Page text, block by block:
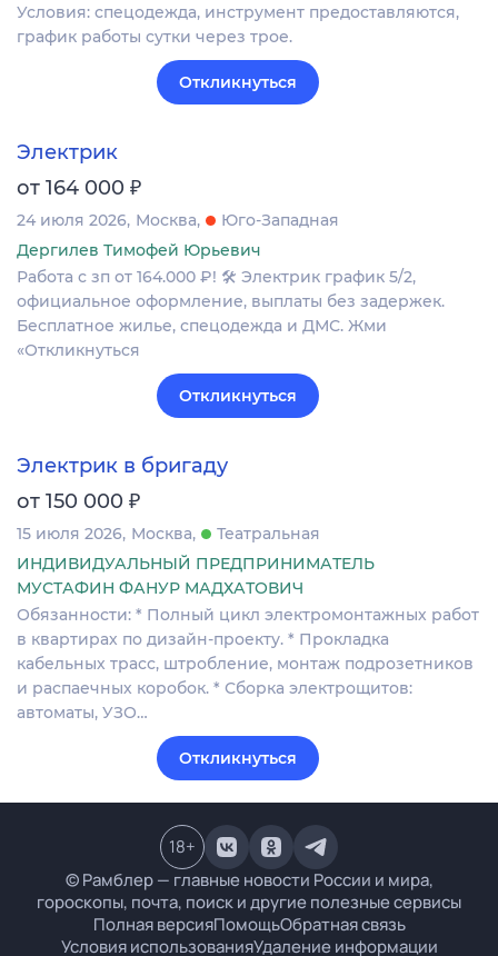
Условия: спецодежда, инструмент предоставляются,
график работы сутки через трое.
Откликнуться
Электрик
от 164 000 ₽
24 июля 2026 Москва
Юго-Западная
Дергилев Тимофей Юрьевич
Работа с зп от 164.000 ₽! 🛠 Электрик график 5/2,
официальное оформление, выплаты без задержек.
Бесплатное жилье, спецодежда и ДМС. Жми
«Откликнуться
Откликнуться
Электрик в бригаду
от 150 000 ₽
15 июля 2026 Москва
Театральная
ИНДИВИДУАЛЬНЫЙ ПРЕДПРИНИМАТЕЛЬ
МУСТАФИН ФАНУР МАДХАТОВИЧ
Обязанности: * Полный цикл электромонтажных работ
в квартирах по дизайн-проекту. * Прокладка
кабельных трасс, штробление, монтаж подрозетников
и распаечных коробок. * Сборка электрощитов:
автоматы, УЗО…
Откликнуться
© Рамблер — главные новости России и мира,
гороскопы, почта, поиск и другие полезные сервисы
Полная версияПомощьОбратная связь
Условия использованияУдаление информации
18+